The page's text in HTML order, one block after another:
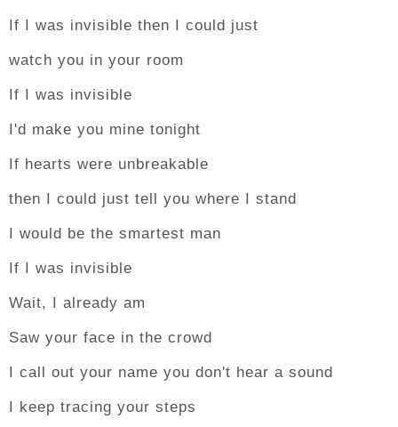
If I was invisible then I could just
watch you in your room
If I was invisible
I'd make you mine tonight
If hearts were unbreakable
then I could just tell you where I stand
I would be the smartest man
If I was invisible
Wait, I already am
Saw your face in the crowd
I call out your name you don't hear a sound
I keep tracing your steps